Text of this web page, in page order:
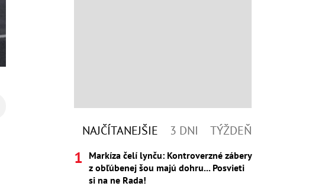
NAJČÍTANEJŠIE 3 DNI TÝŽDEŇ
Markíza čelí lynču: Kontroverzné zábery
z obľúbenej šou majú dohru... Posvieti
si na ne Rada!